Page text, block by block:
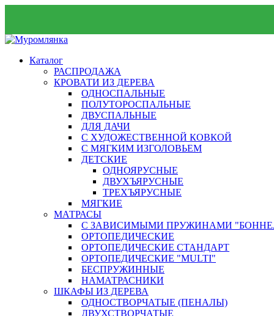
Каталог
РАСПРОДАЖА
КРОВАТИ ИЗ ДЕРЕВА
ОДНОСПАЛЬНЫЕ
ПОЛУТОРОСПАЛЬНЫЕ
ДВУСПАЛЬНЫЕ
ДЛЯ ДАЧИ
С ХУДОЖЕСТВЕННОЙ КОВКОЙ
С МЯГКИМ ИЗГОЛОВЬЕМ
ДЕТСКИЕ
ОДНОЯРУСНЫЕ
ДВУХЪЯРУСНЫЕ
ТРЕХЪЯРУСНЫЕ
МЯГКИЕ
МАТРАСЫ
С ЗАВИСИМЫМИ ПРУЖИНАМИ
ОРТОПЕДИЧЕСКИЕ
ОРТОПЕДИЧЕСКИЕ СТАНДАРТ
ОРТОПЕДИЧЕСКИЕ "MULTI"
БЕСПРУЖИННЫЕ
НАМАТРАСНИКИ
ШКАФЫ ИЗ ДЕРЕВА
ОДНОСТВОРЧАТЫЕ (ПЕНАЛЫ)
ДВУХСТВОРЧАТЫЕ